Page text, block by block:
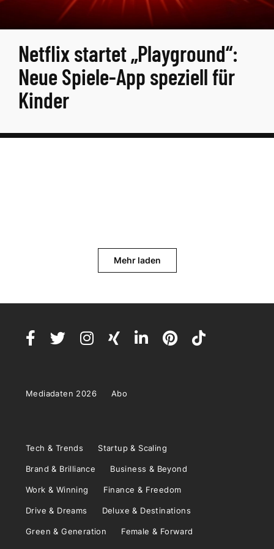
Netflix startet „Playground“:
Neue Spiele-App speziell für
Kinder
Mehr laden
Mediadaten 2026 Abo
Tech & Trends Startup & Scaling
Brand & Brilliance Business & Beyond
Work & Winning Finance & Freedom
Drive & Dreams Deluxe & Destinations
Green & Generation Female & Forward